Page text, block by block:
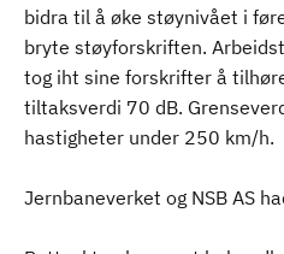
bidra til å øke støynivået i
bryte støyforskriften.
tog iht sine forskrifter å
tiltaksverdi 70 dB.
hastigheter under 250 km/h.
Jernbaneverket og NSB AS